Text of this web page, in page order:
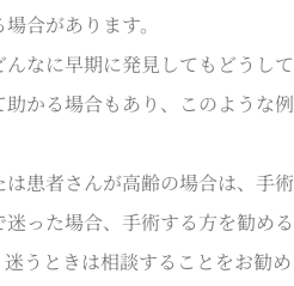
合があります。
なに早期に発見してもどうし
かる場合もあり、このような
患者さんが高齢の場合は、手
った場合、手術する方を勧め
うときは相談することをお勧め